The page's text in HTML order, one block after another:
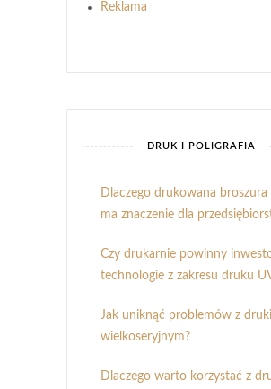
Reklama
DRUK I POLIGRAFIA
Dlaczego drukowana broszura
ma znaczenie dla
Czy drukarnie powinny
technologie z zakresu druku
Jak uniknąć problemów z
wielkoseryjnym?
Dlaczego warto korzystać z